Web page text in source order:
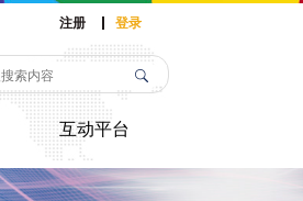
注册 登录
互动平台